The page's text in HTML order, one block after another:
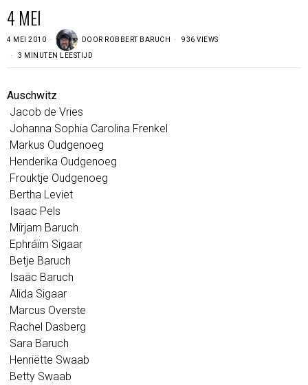
4 MEI
4 MEI 2010 DOOR ROBBERT BARUCH 936 VIEWS
3 MINUTEN LEESTIJD
Auschwitz
Jacob de Vries
Johanna Sophia Carolina Frenkel
Markus Oudgenoeg
Henderika Oudgenoeg
Frouktje Oudgenoeg
Bertha Leviet
Isaac Pels
Mirjam Baruch
Ephráïm Sigaar
Betje Baruch
Isaäc Baruch
Alida Sigaar
Marcus Overste
Rachel Dasberg
Sara Baruch
Henriëtte Swaab
Betty Swaab